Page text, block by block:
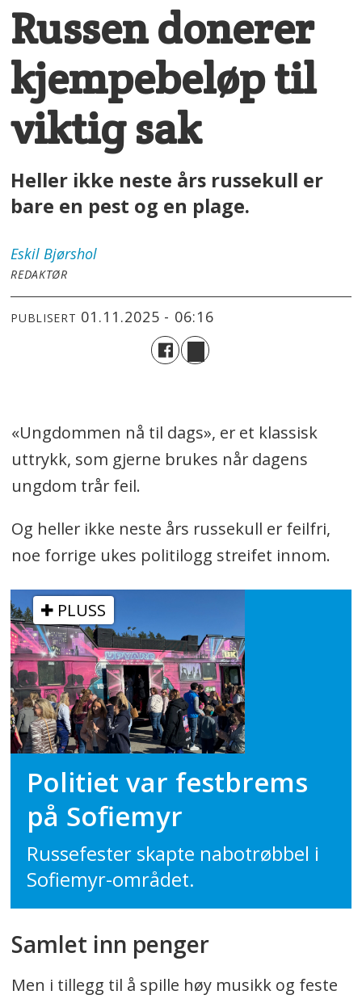
Russen donerer
kjempebeløp til
viktig sak
Heller ikke neste års russekull er
bare en pest og en plage.
Eskil Bjørshol
REDAKTØR
PUBLISERT 01.11.2025 - 06:16
«Ungdommen nå til dags», er et klassisk
uttrykk, som gjerne brukes når dagens
ungdom trår feil.
Og heller ikke neste års russekull er feilfri,
noe forrige ukes politilogg streifet innom.
PLUSS
Politiet var festbrems
på Sofiemyr
Russefester skapte nabotrøbbel i
Sofiemyr-området.
Samlet inn penger
Men i tillegg til å spille høy musikk og feste